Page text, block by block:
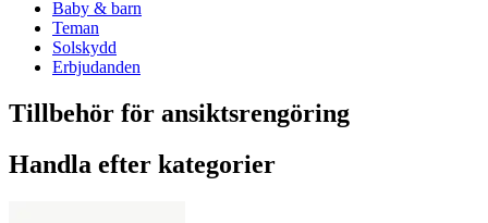
Baby & barn
Teman
Solskydd
Erbjudanden
Tillbehör för ansiktsrengöring
Handla efter kategorier